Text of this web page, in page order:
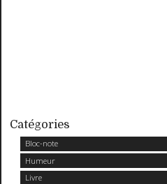
Catégories
Bloc-note
Humeur
Livre